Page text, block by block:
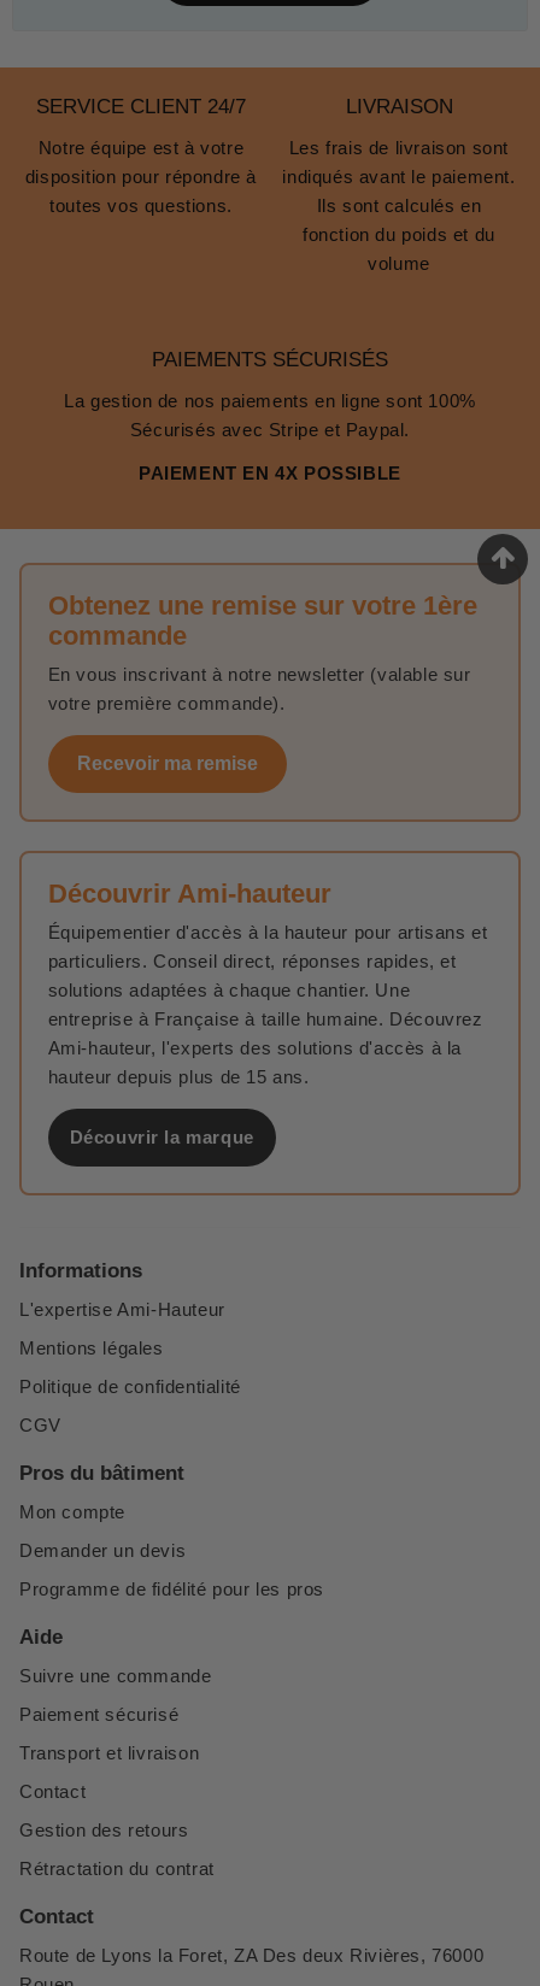
SERVICE CLIENT 24/7
Notre équipe est à votre
disposition pour répondre à
toutes vos questions.
LIVRAISON
Les frais de livraison sont
indiqués avant le paiement.
Ils sont calculés en
fonction du poids et du
volume
PAIEMENTS SÉCURISÉS
La gestion de nos paiements en ligne sont 100%
Sécurisés avec Stripe et Paypal.
PAIEMENT EN 4X POSSIBLE
Obtenez une remise sur votre 1ère
commande
En vous inscrivant à notre newsletter (valable sur
votre première commande).
Recevoir ma remise
Découvrir Ami-hauteur
Équipementier d'accès à la hauteur pour artisans et
particuliers. Conseil direct, réponses rapides, et
solutions adaptées à chaque chantier. Une
entreprise à Française à taille humaine. Découvrez
Ami-hauteur, l'experts des solutions d'accès à la
hauteur depuis plus de 15 ans.
Découvrir la marque
Informations
L'expertise Ami-Hauteur
Mentions légales
Politique de confidentialité
CGV
Pros du bâtiment
Mon compte
Demander un devis
Programme de fidélité pour les pros
Aide
Suivre une commande
Paiement sécurisé
Transport et livraison
Contact
Gestion des retours
Rétractation du contrat
Contact
Route de Lyons la Foret, ZA Des deux Rivières, 76000